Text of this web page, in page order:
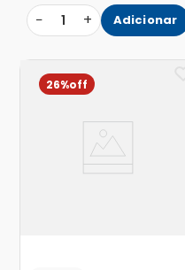
− 1 + Adicionar
26%